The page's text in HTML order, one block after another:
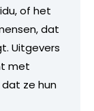
of het
dat
Uitgevers
met
ze hun